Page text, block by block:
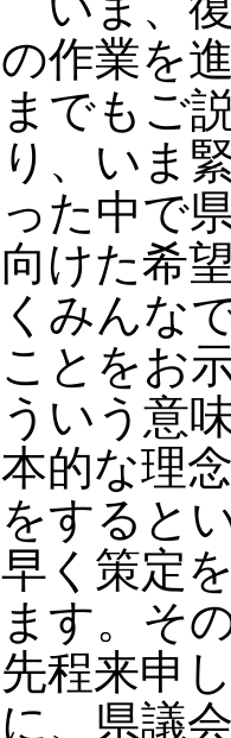
の作業を
までもご
り、いま
った中で
向けた希
くみんな
ことをお
ういう意
本的な理
をすると
早く策定
ます。そ
先程来申
に、県議